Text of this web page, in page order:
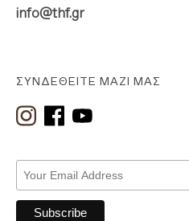
ΣΥΝΔΕΘΕΊΤΕ ΜΑΖΊ ΜΑΣ
info@thf.gr